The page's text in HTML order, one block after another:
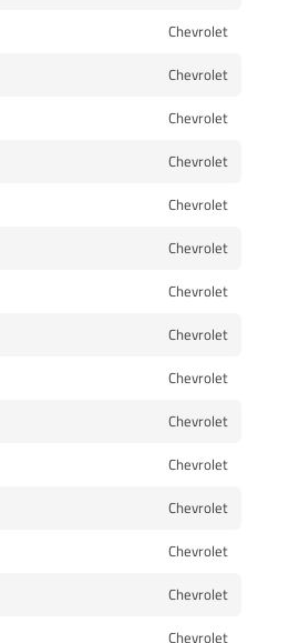
Chevrolet
Chevrolet
Chevrolet
Chevrolet
Chevrolet
Chevrolet
Chevrolet
Chevrolet
Chevrolet
Chevrolet
Chevrolet
Chevrolet
Chevrolet
Chevrolet
Chevrolet